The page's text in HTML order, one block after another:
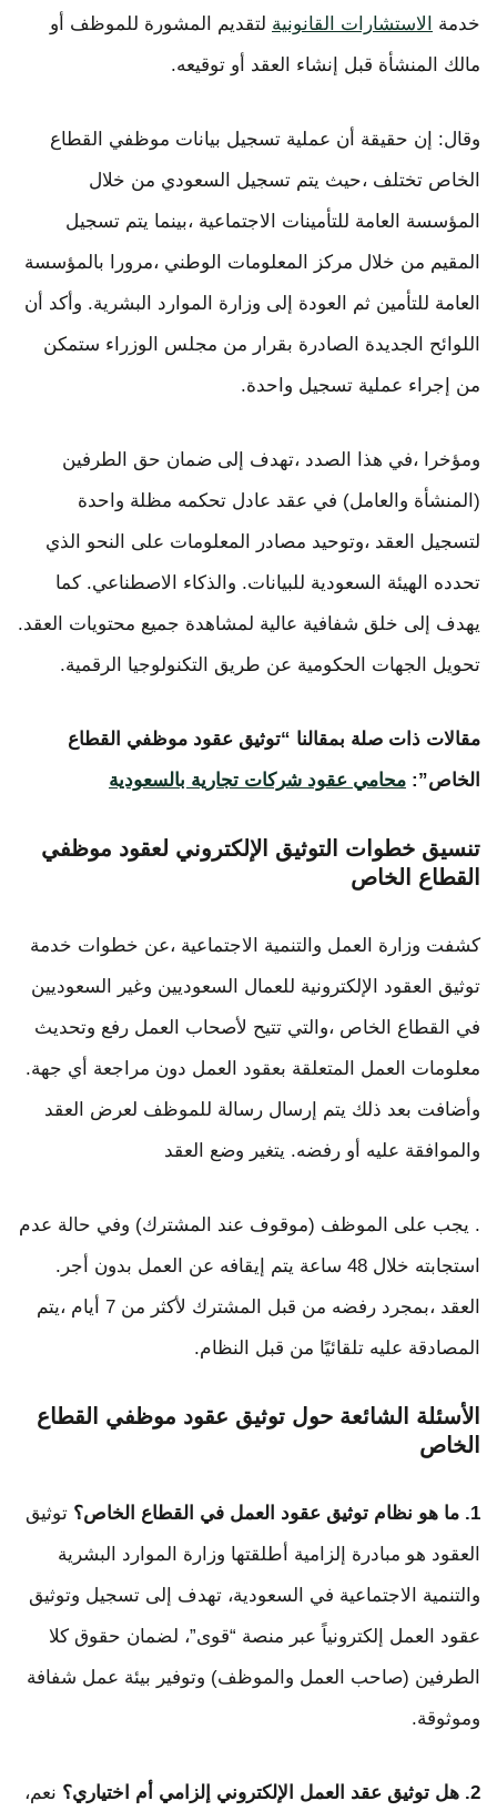
خدمة
الاستشارات القانونية لتقديم المشورة للموظف أو
مالك المنشأة قبل إنشاء العقد أو توقيعه.
وقال: إن حقيقة أن عملية تسجيل بيانات موظفي القطاع
الخاص تختلف ،حيث يتم تسجيل السعودي من خلال
المؤسسة العامة للتأمينات الاجتماعية ،بينما يتم تسجيل
المقيم من خلال مركز المعلومات الوطني ،مرورا بالمؤسسة
العامة للتأمين ثم العودة إلى وزارة الموارد البشرية. وأكد أن
اللوائح الجديدة الصادرة بقرار من مجلس الوزراء ستمكن
من إجراء عملية تسجيل واحدة.
ومؤخرا ،في هذا الصدد ،تهدف إلى ضمان حق الطرفين
(المنشأة والعامل) في عقد عادل تحكمه مظلة واحدة
لتسجيل العقد ،وتوحيد مصادر المعلومات على النحو الذي
تحدده الهيئة السعودية للبيانات. والذكاء الاصطناعي. كما
يهدف إلى خلق شفافية عالية لمشاهدة جميع محتويات العقد.
تحويل الجهات الحكومية عن طريق التكنولوجيا الرقمية.
مقالات ذات صلة بمقالنا “توثيق عقود موظفي القطاع
الخاص”: محامي عقود شركات تجارية بالسعودية
تنسيق خطوات التوثيق الإلكتروني لعقود موظفي
القطاع الخاص
كشفت وزارة العمل والتنمية الاجتماعية ،عن خطوات خدمة
توثيق العقود الإلكترونية للعمال السعوديين وغير السعوديين
في القطاع الخاص ،والتي تتيح لأصحاب العمل رفع وتحديث
معلومات العمل المتعلقة بعقود العمل دون مراجعة أي جهة.
وأضافت بعد ذلك يتم إرسال رسالة للموظف لعرض العقد
والموافقة عليه أو رفضه. يتغير وضع العقد
. يجب على الموظف (موقوف عند المشترك) وفي حالة عدم
استجابته خلال 48 ساعة يتم إيقافه عن العمل بدون أجر.
العقد ،بمجرد رفضه من قبل المشترك لأكثر من 7 أيام ،يتم
المصادقة عليه تلقائيًا من قبل النظام.
الأسئلة الشائعة حول توثيق عقود موظفي القطاع
الخاص
1. ما هو نظام توثيق عقود العمل في القطاع الخاص؟
توثيق
العقود هو مبادرة إلزامية أطلقتها وزارة الموارد البشرية
والتنمية الاجتماعية في السعودية، تهدف إلى تسجيل وتوثيق
عقود العمل إلكترونياً عبر منصة “قوى”، لضمان حقوق كلا
الطرفين (صاحب العمل والموظف) وتوفير بيئة عمل شفافة
وموثوقة.
2. هل توثيق عقد العمل الإلكتروني إلزامي أم اختياري؟ نعم،